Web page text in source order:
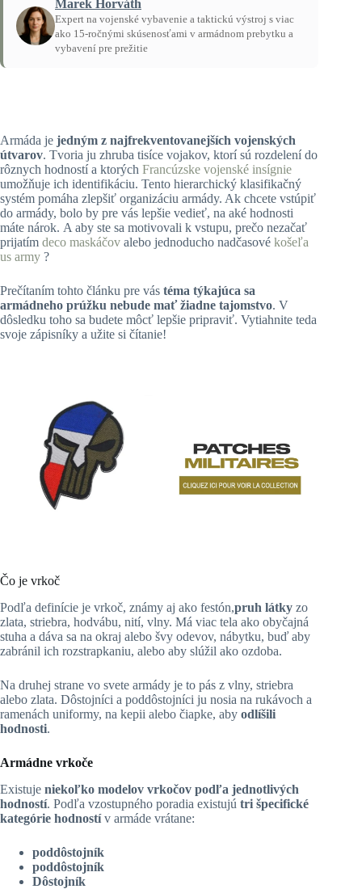
Marek Horváth
Expert na vojenské vybavenie a taktickú výstroj s viac
ako 15-ročnými skúsenosťami v armádnom prebytku a
vybavení pre prežitie
Armáda je jedným z najfrekventovanejších vojenských
útvarov. Tvoria ju zhruba tisíce vojakov, ktorí sú rozdelení do
rôznych hodností a ktorých Francúzske vojenské insígnie
umožňuje ich identifikáciu. Tento hierarchický klasifikačný
systém pomáha zlepšiť organizáciu armády. Ak chcete vstúpiť
do armády, bolo by pre vás lepšie vedieť, na aké hodnosti
máte nárok. A aby ste sa motivovali k vstupu, prečo nezačať
prijatím deco maskáčov alebo jednoducho nadčasové košeľa
us army ?
Prečítaním tohto článku pre vás téma týkajúca sa
armádneho prúžku nebude mať žiadne tajomstvo. V
dôsledku toho sa budete môcť lepšie pripraviť. Vytiahnite teda
svoje zápisníky a užite si čítanie!
Čo je vrkoč
Podľa definície je vrkoč, známy aj ako festón,pruh látky zo
zlata, striebra, hodvábu, nití, vlny. Má viac tela ako obyčajná
stuha a dáva sa na okraj alebo švy odevov, nábytku, buď aby
zabránil ich rozstrapkaniu, alebo aby slúžil ako ozdoba.
Na druhej strane vo svete armády je to pás z vlny, striebra
alebo zlata. Dôstojníci a poddôstojníci ju nosia na rukávoch a
ramenách uniformy, na kepii alebo čiapke, aby odlíšili
hodnosti.
Armádne vrkoče
Existuje niekoľko modelov vrkočov podľa jednotlivých
hodností. Podľa vzostupného poradia existujú tri špecifické
kategórie hodnostív armáde vrátane:
poddôstojník
poddôstojník
Dôstojník